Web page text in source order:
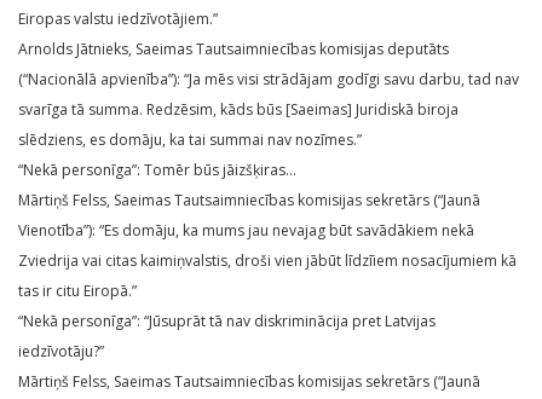
Eiropas valstu iedzīvotājiem.”
Arnolds Jātnieks, Saeimas Tautsaimniecības komisijas deputāts
(“Nacionālā apvienība”): “Ja mēs visi strādājam godīgi savu darbu, tad nav
svarīga tā summa. Redzēsim, kāds būs [Saeimas] Juridiskā biroja
slēdziens, es domāju, ka tai summai nav nozīmes.”
“Nekā personīga”: Tomēr būs jāizšķiras…
Mārtiņš Felss, Saeimas Tautsaimniecības komisijas sekretārs (“Jaunā
Vienotība”): “Es domāju, ka mums jau nevajag būt savādākiem nekā
Zviedrija vai citas kaimiņvalstis, droši vien jābūt līdzīiem nosacījumiem kā
tas ir citu Eiropā.”
“Nekā personīga”: “Jūsuprāt tā nav diskriminācija pret Latvijas
iedzīvotāju?”
Mārtiņš Felss, Saeimas Tautsaimniecības komisijas sekretārs (“Jaunā